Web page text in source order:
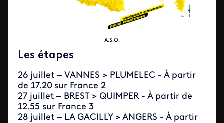
A.S.O.
Les étapes
26 juillet – VANNES > PLUMELEC - À partir
de 17.20 sur France 2
27 juillet – BREST > QUIMPER - À partir de
12.55 sur France 3
28 juillet – LA GACILLY > ANGERS - À partir